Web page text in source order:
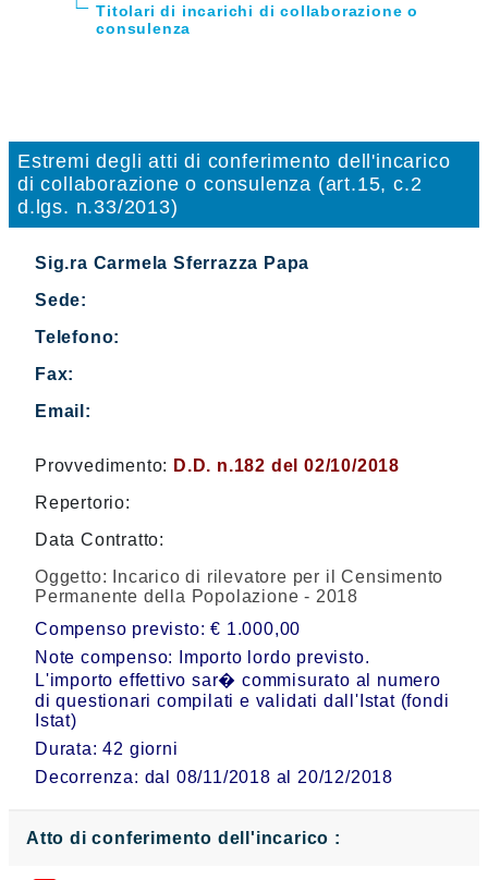
Titolari di incarichi di collaborazione o
consulenza
Estremi degli atti di conferimento dell'incarico
di collaborazione o consulenza (art.15, c.2
d.lgs. n.33/2013)
Sig.ra Carmela Sferrazza Papa
Sede:
Telefono:
Fax:
Email:
Provvedimento: D.D. n.182 del 02/10/2018
Repertorio:
Data Contratto:
Oggetto:
Incarico di rilevatore per il Censimento
Permanente della Popolazione - 2018
Compenso previsto: € 1.000,00
Note compenso: Importo lordo previsto.
L'importo effettivo sar� commisurato al numero
di questionari compilati e validati dall'Istat (fondi
Istat)
Durata: 42 giorni
Decorrenza: dal 08/11/2018 al 20/12/2018
Atto di conferimento dell'incarico :